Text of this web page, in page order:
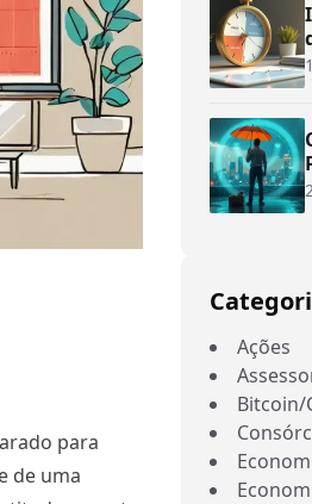
para
de uma
Ações
Bitcoin/